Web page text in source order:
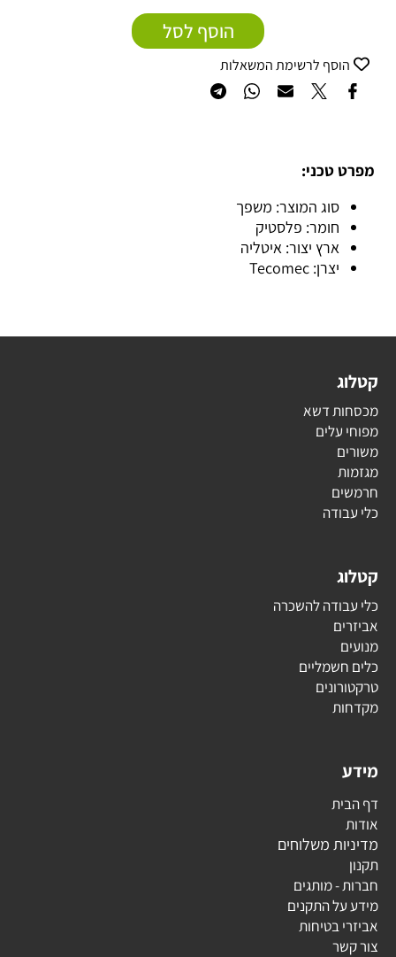
הוסף לסל
הוסף לרשימת המשאלות
מפרט טכני:
סוג המוצר: משפך
חומר: פלסטיק
ארץ יצור: איטליה
יצרן: Tecomec
קטלוג
מכסחות דשא
מפוחי עלים
משורים
מגזמות
חרמשים
כלי עבודה
קטלוג
כלי עבודה להשכרה
אביזרים
מנועים
כלים חשמליים
טרקטורונים
מקדחות
מידע
דף הבית
אודות
מדיניות משלוחים
תקנון
חברות - מותגים
מידע על התקנים
אביזרי בטיחות
צור קשר